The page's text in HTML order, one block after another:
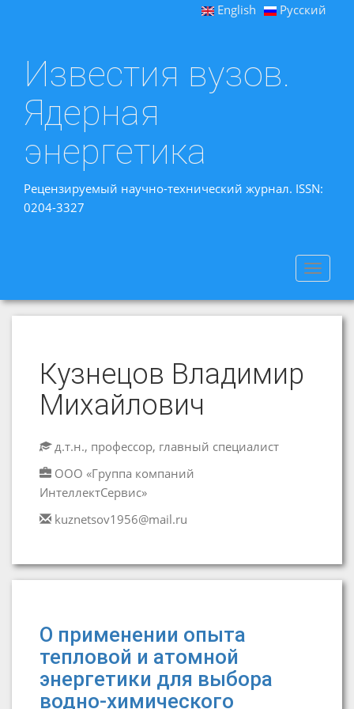
English Русский
Известия вузов.
Ядерная
энергетика
Рецензируемый научно-технический журнал. ISSN:
0204-3327
Toggle
Кузнецов Владимир
Михайлович
д.т.н., профессор, главный специалист
ООО «Группа компаний
ИнтеллектСервис»
kuznetsov1956@mail.ru
О применении опыта
тепловой и атомной
энергетики для выбора
водно-химического